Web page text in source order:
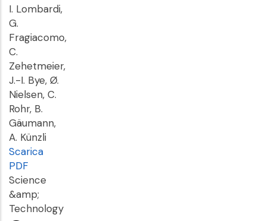
I. Lombardi,
G.
Fragiacomo,
C.
Zehetmeier,
J.-I. Bye, Ø.
Nielsen, C.
Rohr, B.
Gäumann,
A. Künzli
Scarica
PDF
Science
&amp;
Technology